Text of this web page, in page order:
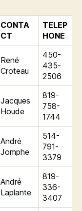
CONTA
CT
TELEP
HONE
René
Croteau
450-
435-
2506
Jacques
Houde
819-
758-
1744
André
Jomphe
514-
791-
3379
André
Laplante
819-
336-
3407